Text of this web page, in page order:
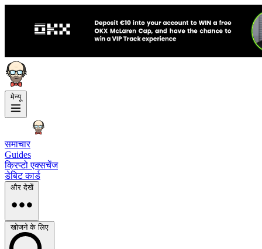
मेन्यू
समाचार
Guides
क्रिप्टो एक्सचेंज
डेबिट कार्ड
और देखें
खोजने के लिए